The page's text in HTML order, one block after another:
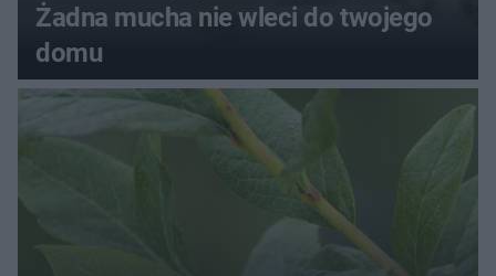
Żadna mucha nie wleci do twojego
domu